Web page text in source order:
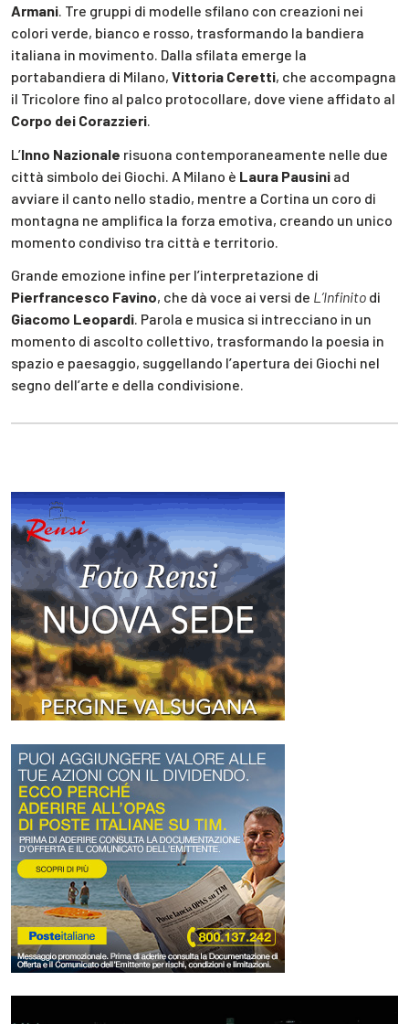
Armani . Tre gruppi di modelle sfilano con creazioni nei
colori verde, bianco e rosso, trasformando la bandiera
italiana in movimento. Dalla sfilata emerge la
portabandiera di Milano, Vittoria Ceretti, che accompagna
il Tricolore fino al palco protocollare, dove viene affidato al
Corpo dei Corazzieri
L’Inno Nazionale risuona contemporaneamente nelle due
città simbolo dei Giochi. A Milano è Laura Pausini ad
avviare il canto nello stadio, mentre a Cortina un coro di
montagna ne amplifica la forza emotiva, creando un unico
momento condiviso tra città e territorio.
Grande emozione infine per l’interpretazione di
Pierfrancesco Favino, che dà voce ai versi de L’Infinito di
Giacomo Leopardi. Parola e musica si intrecciano in un
momento di ascolto collettivo, trasformando la poesia in
spazio e paesaggio, suggellando l’apertura dei Giochi nel
segno dell’arte e della condivisione.